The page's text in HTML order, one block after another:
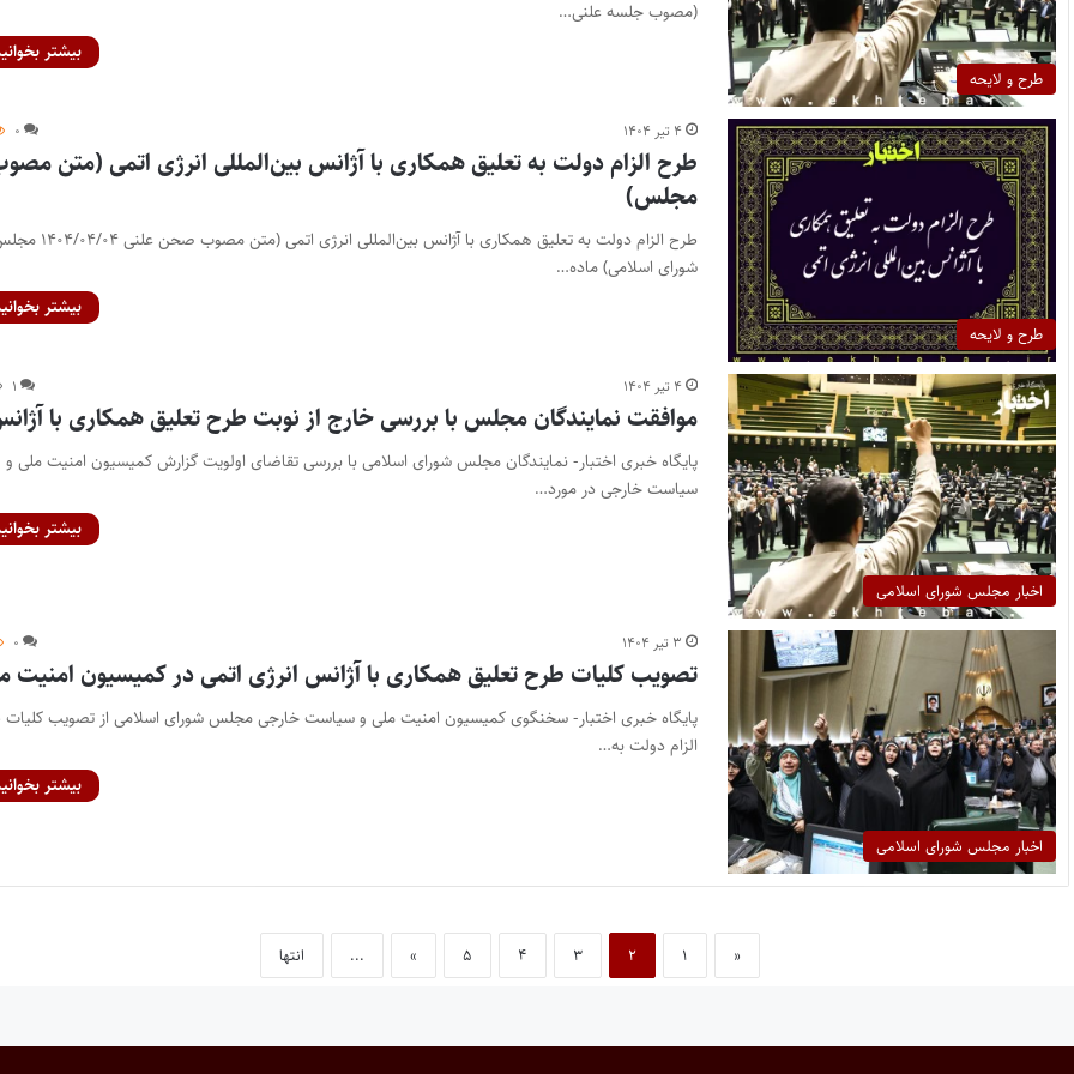
طرح و لایحه
(مصوب جلسه علنی…
بیشتر
طرح و لایحه
۴ تیر ۱۴۰۴ ۰
طرح الزام دولت به تعلیق همکاری با آژانس بین‌المللی انرژی اتمی (متن
مجلس)
طرح الزام دولت به تعلیق همکاری با آژانس بین‌المللی انرژی اتمی (متن
شورای اسلامی) ماده…
بیشتر
اخبار مجلس شورای اسلامی
۴ تیر ۱۴۰۴ ۱
موافقت نمایندگان مجلس با بررسی خارج از نوبت طرح تعلیق همکاری با
پایگاه خبری اختبار- نمایندگان مجلس شورای اسلامی با بررسی تقاضای اولویت گزارش کمیسیون امنیت ملی و
سیاست خارجی در مورد…
بیشتر
اخبار مجلس شورای اسلامی
۳ تیر ۱۴۰۴ ۰
تصویب کلیات طرح تعلیق همکاری‌ با آژانس انرژی اتمی در کمیسیون امنیت
پایگاه خبری اختبار- سخنگوی کمیسیون امنیت ملی و سیاست خارجی مجلس شورای اسلامی از تصویب
الزام دولت به…
بیشتر
« ۱ ۲ ۳ ۴ ۵ »
... انتها